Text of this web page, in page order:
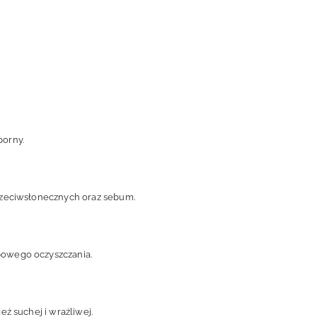
oraz sebum.
oczyszczania.
suchej i wrażliwej.